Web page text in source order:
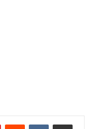
PinterestReddit VK Compartilhar via e-mail